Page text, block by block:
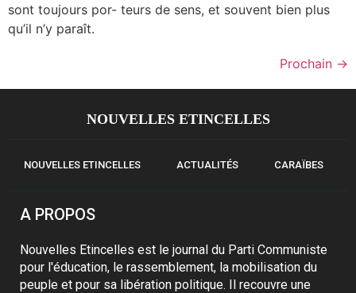
sont toujours por- teurs de sens, et souvent bien plus
qu’il n’y paraît.
Prochain →
NOUVELLES ETINCELLES
NOUVELLES ETINCELLES ACTUALITÉS CARAÏBES
A PROPOS
Nouvelles Etincelles est le journal du Parti Communiste
pour l'éducation, le rassemblement, la mobilisation du
peuple et pour sa libération politique. Il recouvre une